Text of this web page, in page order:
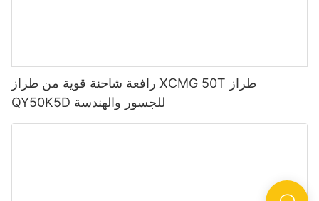
رافعة شاحنة قوية من طراز XCMG 50T طراز
QY50K5D للجسور والهندسة